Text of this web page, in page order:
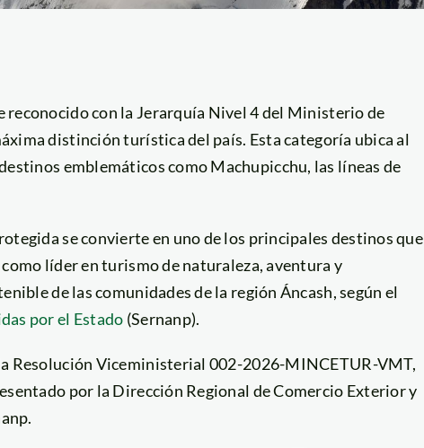
reconocido con la Jerarquía Nivel 4 del Ministerio de
distinción turística del país. Esta categoría ubica al
emblemáticos como Machupicchu, las líneas de
se convierte en uno de los principales destinos que
líder en turismo de naturaleza, aventura y
de las comunidades de la región Áncash, según el
por el Estado (Sernanp).
Resolución Viceministerial 002-2026-MINCETUR-VMT,
por la Dirección Regional de Comercio Exterior y